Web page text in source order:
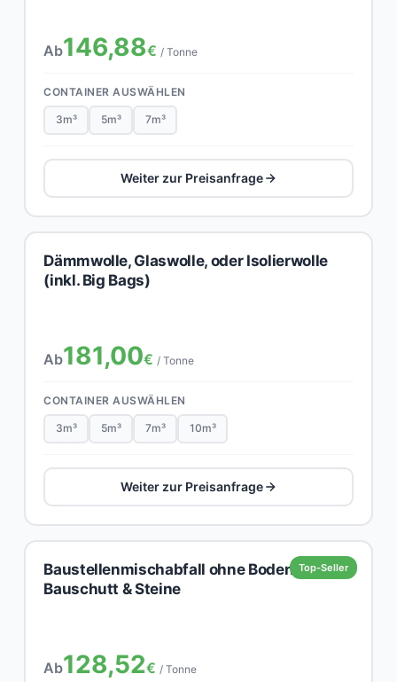
Ab146,88€ / Tonne
CONTAINER AUSWÄHLEN
3m³ 5m³ 7m³
Weiter zur Preisanfrage
Dämmwolle, Glaswolle, oder Isolierwolle
(inkl. Big Bags)
Ab181,00€ / Tonne
CONTAINER AUSWÄHLEN
3m³ 5m³ 7m³ 10m³
Weiter zur Preisanfrage
Top-Seller
Baustellenmischabfall ohne Boden,
Bauschutt & Steine
Ab128,52€ / Tonne